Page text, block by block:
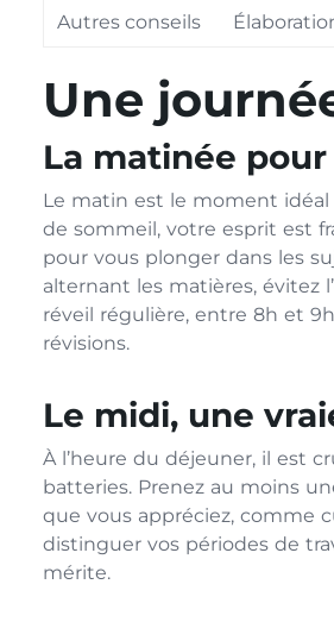
Autres conseils
Une
La matinée
Le matin est le moment idéal
de sommeil, votre esprit est
pour vous plonger dans les
alternant les matières, évitez
réveil régulière, entre 8h et
révisions.
Le midi, une
À l’heure du déjeuner, il est
batteries. Prenez au moins
que vous appréciez, comme
distinguer vos périodes de
mérite.